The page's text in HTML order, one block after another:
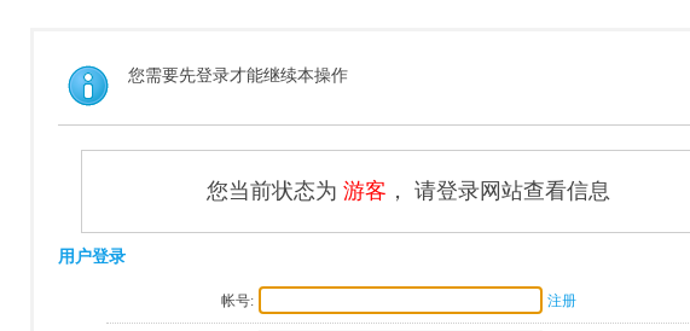
您需要先登录才能继续本操作
您当前状态为 游客 ， 请登录网站查看信息
用户登录
帐号: 注册